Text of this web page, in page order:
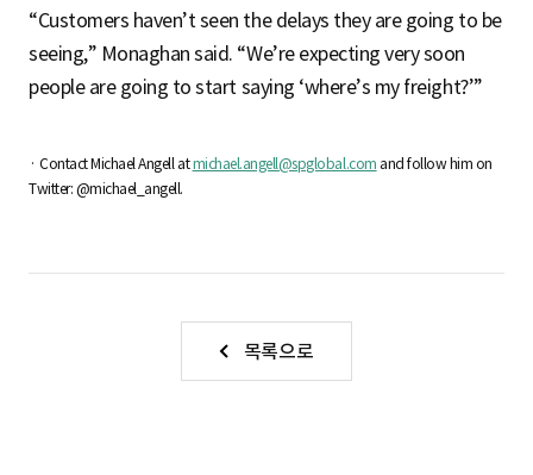
“Customers haven’t seen the delays they are going to be
seeing,” Monaghan said. “We’re expecting very soon
people are going to start saying ‘where’s my freight?’”
· Contact Michael Angell atmichael.angell@spglobal.com and follow him on
Twitter: @michael_angell.
목록으로